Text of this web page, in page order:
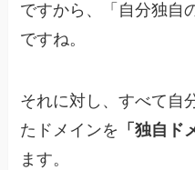
ですから、「自分独自
ですね。
それに対し、すべて自
たドメインを 「独自ド
ます。